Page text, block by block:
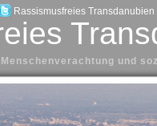
Rassismusfreies Transdanubien
und